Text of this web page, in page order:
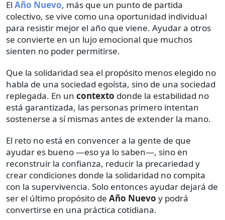
El Año Nuevo, más que un punto de partida
colectivo, se vive como una oportunidad individual
para resistir mejor el año que viene. Ayudar a otros
se convierte en un lujo emocional que muchos
sienten no poder permitirse.
Que la solidaridad sea el propósito menos elegido no
habla de una sociedad egoísta, sino de una sociedad
replegada. En un contexto donde la estabilidad no
está garantizada, las personas primero intentan
sostenerse a sí mismas antes de extender la mano.
El reto no está en convencer a la gente de que
ayudar es bueno —eso ya lo saben—, sino en
reconstruir la confianza, reducir la precariedad y
crear condiciones donde la solidaridad no compita
con la supervivencia. Solo entonces ayudar dejará de
ser el último propósito de Año Nuevo y podrá
convertirse en una práctica cotidiana.